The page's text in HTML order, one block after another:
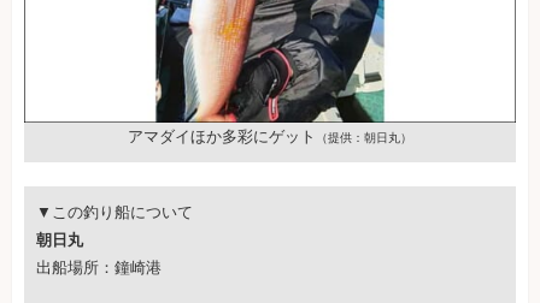
アマダイほか多彩にゲット （提供：朝日丸）
▼この釣り船について
朝日丸
出船場所：鐘崎港